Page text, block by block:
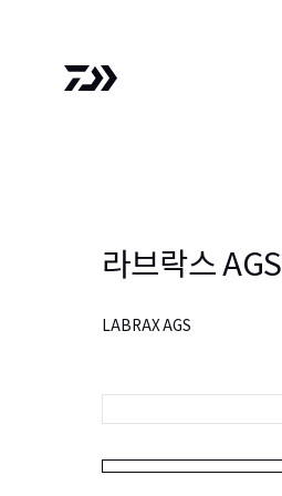
라브락스 AGS
LABRAX AGS